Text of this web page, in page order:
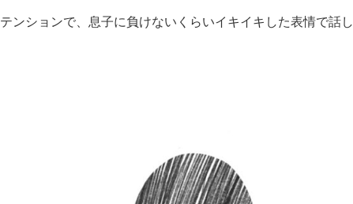
ンションで、息子に負けないくらいイキイキした表情で話し